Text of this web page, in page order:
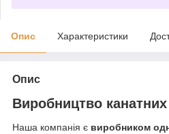
Опис Характеристики
Опис
Виробництво канатних
Наша компанія є виробником